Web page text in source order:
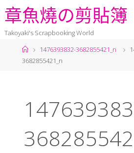
章魚燒の剪貼簿
Takoyaki's Scrapbooking World
1476393832-3682855421_n
3682855421_n